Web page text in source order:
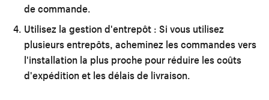
de commande.
Utilisez la gestion d'entrepôt : Si vous utilisez
plusieurs entrepôts, acheminez les commandes vers
l'installation la plus proche pour réduire les coûts
d'expédition et les délais de livraison.